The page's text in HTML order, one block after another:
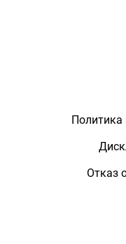
Политика
Отказ